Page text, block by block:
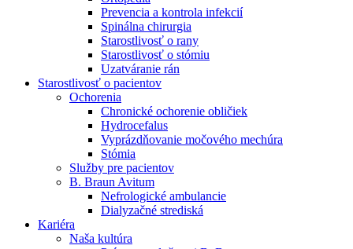
Prevencia a kontrola infekcií
Spinálna chirurgia
Starostlivosť o rany
Starostlivosť o stómiu
Uzatváranie rán
Starostlivosť o pacientov
Ochorenia
Chronické ochorenie obličiek
Hydrocefalus
Vyprázdňovanie močového mechúra
Stómia
Služby pre pacientov
B. Braun Avitum
Nefrologické ambulancie
Dialyzačné strediská
Kariéra
Naša kultúra